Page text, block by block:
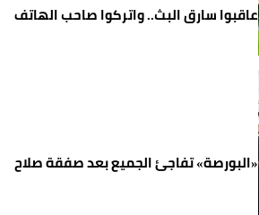
عاقبوا سارق البث.. واتركوا صاحب الهاتف
«البورصة» تفاجئ الجميع بعد صفقة صلاح